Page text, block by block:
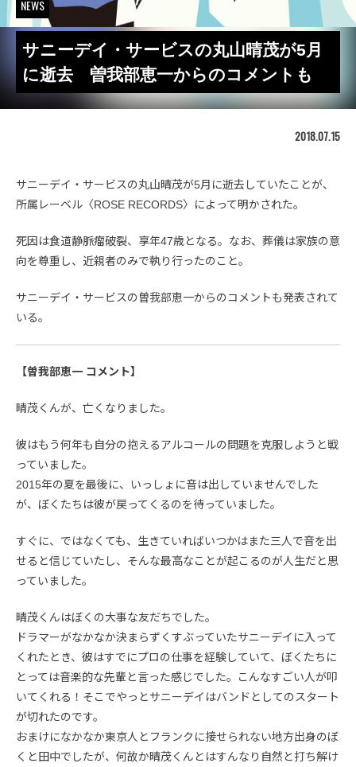
NEWS
サニーデイ・サービスの丸山晴茂が5月
に逝去 曽我部恵一からのコメントも
2018.07.15
サニーデイ・サービスの丸山晴茂が5月に逝去していたことが、
所属レーベル〈ROSE RECORDS〉によって明かされた。
死因は食道静脈瘤破裂、享年47歳となる。なお、葬儀は家族の意
向を尊重し、近親者のみで執り行ったのこと。
サニーデイ・サービスの曽我部恵一からのコメントも発表されて
いる。
【曽我部恵一 コメント】
晴茂くんが、亡くなりました。
彼はもう何年も自分の抱えるアルコールの問題を克服しようと戦
っていました。
2015年の夏を最後に、いっしょに音は出していませんでした
が、ぼくたちは彼が戻ってくるのを待っていました。
すぐに、ではなくても、生きていればいつかはまた三人で音を出
せると信じていたし、そんな最高なことが起こるのが人生だと思
っていました。
晴茂くんはぼくの大事な友だちでした。
ドラマーがなかなか決まらずくすぶっていたサニーデイに入って
くれたとき、彼はすでにプロの仕事を経験していて、ぼくたちに
とっては音楽的な先輩と言った感じでした。こんなすごい人が叩
いてくれる！そこでやっとサニーデイはバンドとしてのスタート
が切れたのです。
おまけになかなか東京人とフランクに接せられない地方出身のぼ
くと田中でしたが、何故か晴茂くんとはすんなり自然と打ち解け